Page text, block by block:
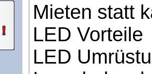
Mieten statt
LED Vorteile
LED